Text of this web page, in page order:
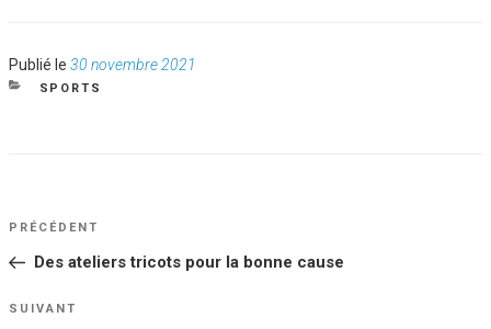
Publié le Publié
le
30 novembre 2021
CATÉGORIES
SPORTS
NAVIGATION
DE
Article
PRÉCÉDENT
Des ateliers tricots pour la bonne cause
Article
SUIVANT